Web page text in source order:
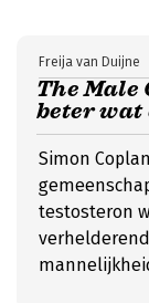
The Male
beter wat
Freija van Duijne
Simon
testosteron